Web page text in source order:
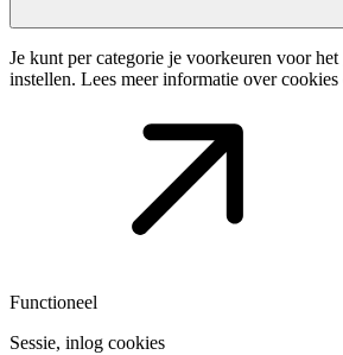
Je kunt per categorie je voorkeuren voor
instellen. Lees meer informatie over cookies
Functioneel
Sessie, inlog cookies